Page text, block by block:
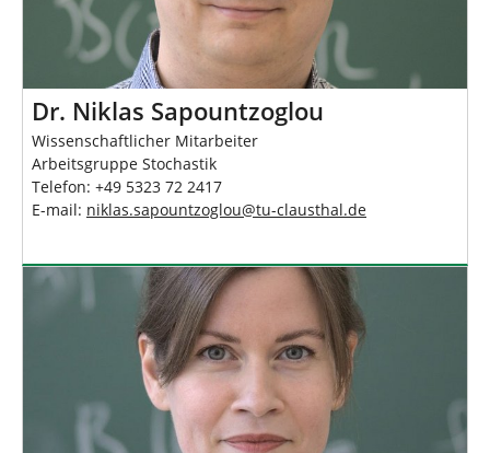
Dr. Niklas Sapountzoglou
Wissenschaftlicher Mitarbeiter
Arbeitsgruppe Stochastik
Telefon: +49 5323 72 2417
E-mail: niklas.sapountzoglou@tu-clausthal.de